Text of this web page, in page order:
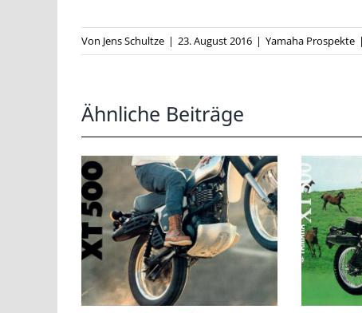
Von Jens Schultze | 23. August 2016 | Yamaha Prospekte |
Ähnliche Beiträge